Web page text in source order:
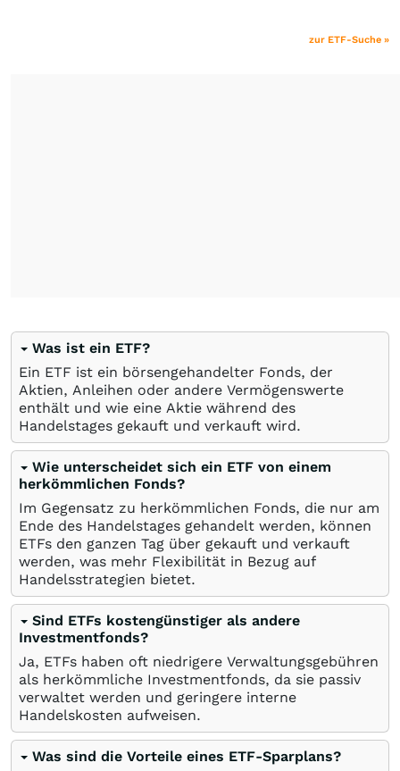
zur ETF-Suche »
Was ist ein ETF?
Ein ETF ist ein börsengehandelter Fonds, der
Aktien, Anleihen oder andere Vermögenswerte
enthält und wie eine Aktie während des
Handelstages gekauft und verkauft wird.
Wie unterscheidet sich ein ETF von einem
herkömmlichen Fonds?
Im Gegensatz zu herkömmlichen Fonds, die nur am
Ende des Handelstages gehandelt werden, können
ETFs den ganzen Tag über gekauft und verkauft
werden, was mehr Flexibilität in Bezug auf
Handelsstrategien bietet.
Sind ETFs kostengünstiger als andere
Investmentfonds?
Ja, ETFs haben oft niedrigere Verwaltungsgebühren
als herkömmliche Investmentfonds, da sie passiv
verwaltet werden und geringere interne
Handelskosten aufweisen.
Was sind die Vorteile eines ETF-Sparplans?